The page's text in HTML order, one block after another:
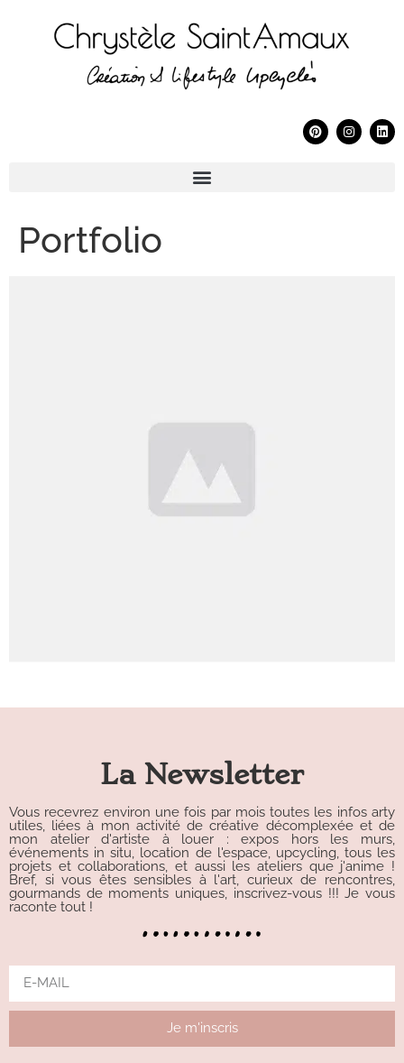
Portfolio
La Newsletter
Vous recevrez environ une fois par mois toutes les infos arty
utiles, liées à mon activité de créative décomplexée et de
mon atelier d'artiste à louer : expos hors les murs,
événements in situ, location de l'espace, upcycling, tous les
projets et collaborations, et aussi les ateliers que j'anime !
Bref, si vous êtes sensibles à l'art, curieux de rencontres,
gourmands de moments uniques, inscrivez-vous !!! Je vous
raconte tout !
Je m'inscris